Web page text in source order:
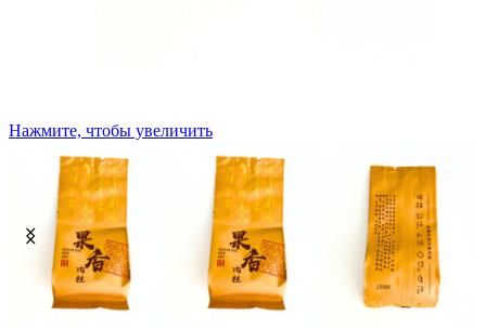
Нажмите, чтобы увеличить